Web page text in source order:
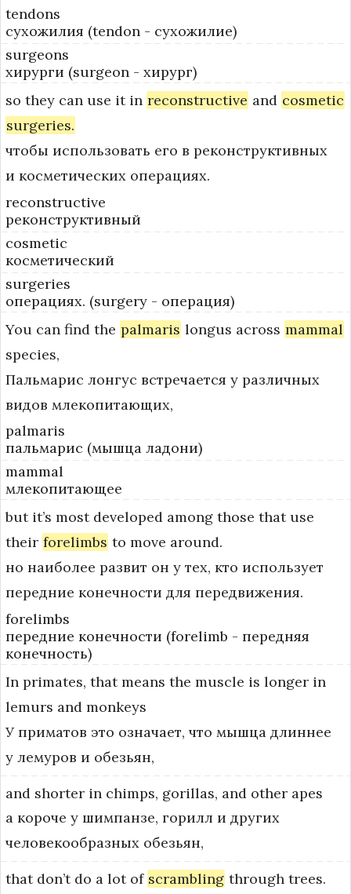
tendons
сухожилия (tendon - сухожилие)
surgeons
хирурги (surgeon - хирург)
so they can use it in reconstructive and cosmetic
surgeries.
чтобы использовать его в реконструктивных
и косметических операциях.
reconstructive
реконструктивный
cosmetic
косметический
surgeries
операциях. (surgery - операция)
You can find the palmaris longus across mammal
species,
Пальмарис лонгус встречается у различных
видов млекопитающих,
palmaris
пальмарис (мышца ладони)
mammal
млекопитающее
but it’s most developed among those that use
their forelimbs to move around.
но наиболее развит он у тех, кто использует
передние конечности для передвижения.
forelimbs
передние конечности (forelimb - передняя
конечность)
In primates, that means the muscle is longer in
lemurs and monkeys
У приматов это означает, что мышца длиннее
у лемуров и обезьян,
and shorter in chimps, gorillas, and other apes
а короче у шимпанзе, горилл и других
человекообразных обезьян,
that don’t do a lot of scrambling through trees.